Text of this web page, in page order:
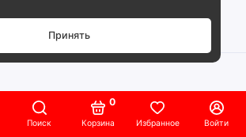
Поиск Корзина
0
Избранное Войти
Принять